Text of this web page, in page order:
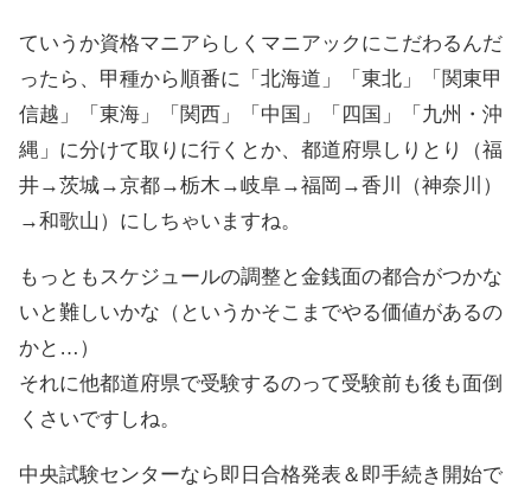
ていうか資格マニアらしくマニアックにこだわるんだ
ったら、甲種から順番に「北海道」「東北」「関東甲
信越」「東海」「関西」「中国」「四国」「九州・沖
縄」に分けて取りに行くとか、都道府県しりとり（福
井→茨城→京都→栃木→岐阜→福岡→香川（神奈川）
→和歌山）にしちゃいますね。
もっともスケジュールの調整と金銭面の都合がつかな
いと難しいかな（というかそこまでやる価値があるの
かと…）
それに他都道府県で受験するのって受験前も後も面倒
くさいですしね。
中央試験センターなら即日合格発表＆即手続き開始で